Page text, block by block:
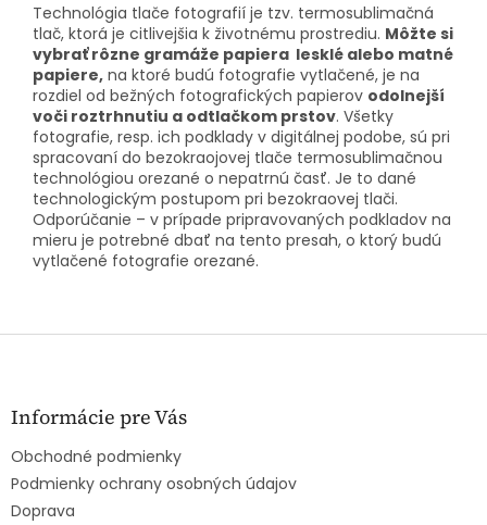
Technológia tlače fotografií je tzv. termosublimačná
tlač, ktorá je citlivejšia k životnému prostrediu. Môžte si
vybrať rôzne gramáže papiera lesklé alebo matné
papiere, na ktoré budú fotografie vytlačené, je na
rozdiel od bežných fotografických papierov odolnejší
voči roztrhnutiu a odtlačkom prstov. Všetky
fotografie, resp. ich podklady v digitálnej podobe, sú pri
spracovaní do bezokraojovej tlače termosublimačnou
technológiou orezané o nepatrnú časť. Je to dané
technologickým postupom pri bezokraovej tlači.
Odporúčanie – v prípade pripravovaných podkladov na
mieru je potrebné dbať na tento presah, o ktorý budú
vytlačené fotografie orezané.
Z
Informácie pre Vás
Obchodné podmienky
Podmienky ochrany osobných údajov
Doprava